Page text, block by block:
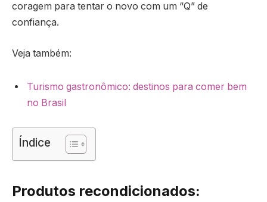
coragem para tentar o novo com um “Q” de
confiança.
Veja também:
Turismo gastronômico: destinos para comer bem
no Brasil
Índice
Produtos recondicionados: